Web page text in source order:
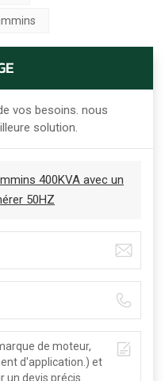
vos besoins. nous
solution.
400KVA avec un
50HZ